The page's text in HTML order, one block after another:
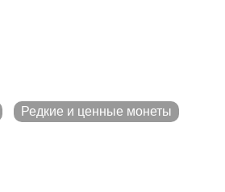
Редкие и ценные монеты